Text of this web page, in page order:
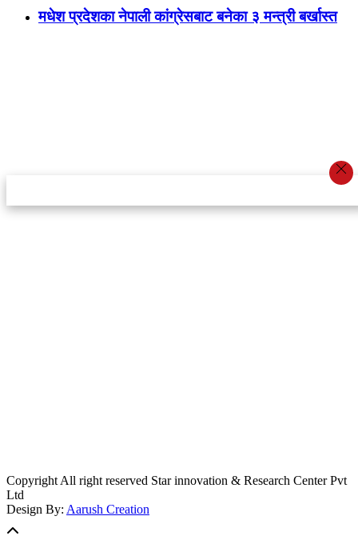
मधेश प्रदेशका नेपाली कांग्रेसबाट बनेका ३ मन्त्री बर्खास्त
Copyright All right reserved Star innovation & Research Center Pvt
Ltd
Design By: Aarush Creation